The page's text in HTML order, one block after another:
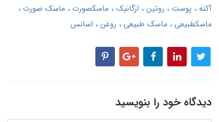
آکنه
پوست روتین ارگانیک ماسکصورت ماسک صورت
ماسکطبیعی ماسک طبیعی روغن اسانس
دیدگاه خود را بنویسید